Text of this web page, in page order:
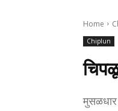
Home
Chiplun
मुसळधार